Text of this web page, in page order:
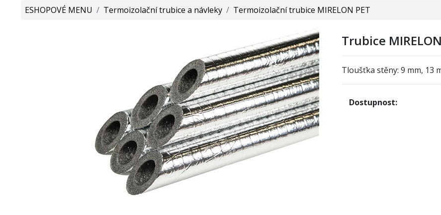
ESHOPOVÉ MENU / Termoizolační trubice a návleky / Termoizolační trubice MIRELON PET
Trubice
Tloušťka stěny: 9 mm, 13
Dostupnost: